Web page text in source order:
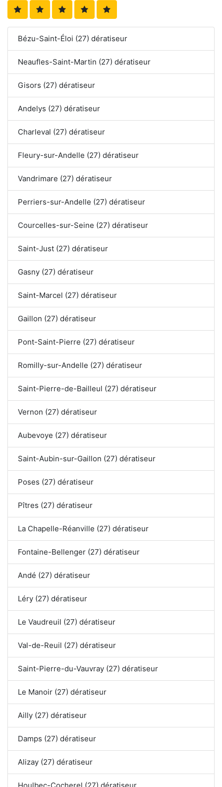
Bézu-Saint-Éloi (27) dératiseur
Neaufles-Saint-Martin (27) dératiseur
Gisors (27) dératiseur
Andelys (27) dératiseur
Charleval (27) dératiseur
Fleury-sur-Andelle (27) dératiseur
Vandrimare (27) dératiseur
Perriers-sur-Andelle (27) dératiseur
Courcelles-sur-Seine (27) dératiseur
Saint-Just (27) dératiseur
Gasny (27) dératiseur
Saint-Marcel (27) dératiseur
Gaillon (27) dératiseur
Pont-Saint-Pierre (27) dératiseur
Romilly-sur-Andelle (27) dératiseur
Saint-Pierre-de-Bailleul (27) dératiseur
Vernon (27) dératiseur
Aubevoye (27) dératiseur
Saint-Aubin-sur-Gaillon (27) dératiseur
Poses (27) dératiseur
Pîtres (27) dératiseur
La Chapelle-Réanville (27) dératiseur
Fontaine-Bellenger (27) dératiseur
Andé (27) dératiseur
Léry (27) dératiseur
Le Vaudreuil (27) dératiseur
Val-de-Reuil (27) dératiseur
Saint-Pierre-du-Vauvray (27) dératiseur
Le Manoir (27) dératiseur
Ailly (27) dératiseur
Damps (27) dératiseur
Alizay (27) dératiseur